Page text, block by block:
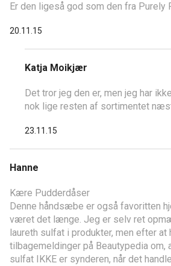
Er den ligeså god som den fra Purely
20.11.15
Katja Moikjær
Det tror jeg den er, men jeg har
nok lige resten af sortimentet
23.11.15
Hanne
Kære Pudderdåser
Denne håndsæbe er også favoritten
været det længe. Jeg er selv ret
laureth sulfat i produkter, men efter
tilbagemeldinger på Beautypedia om,
sulfat IKKE er synderen, når det